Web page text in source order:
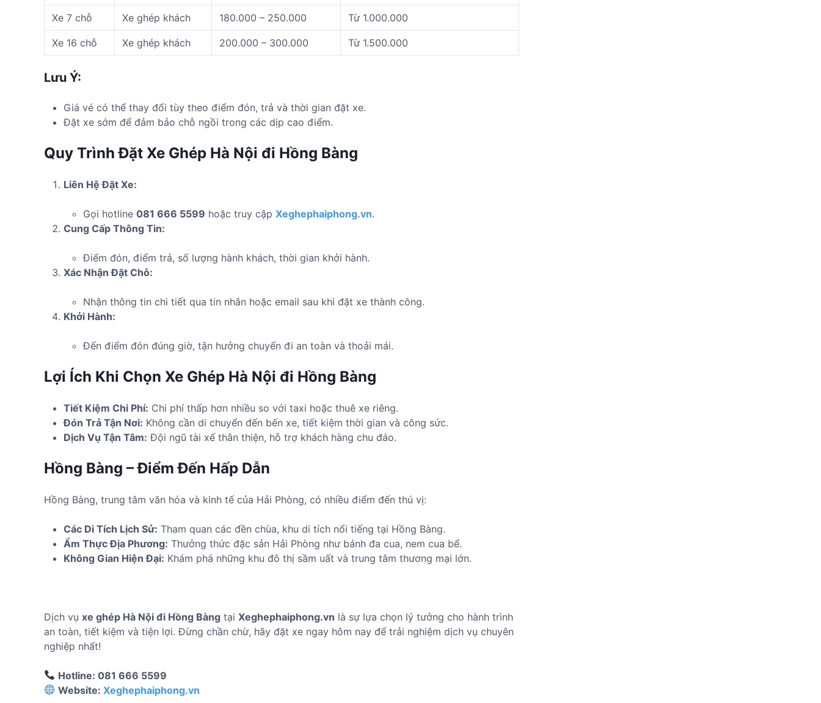
Xe 7 chỗ Xe ghép khách 180.000 – 250.000 Từ 1.000.000
Xe 16 chỗ Xe ghép khách 200.000 – 300.000 Từ 1.500.000
Lưu Ý:
Giá vé có thể thay đổi tùy theo điểm đón, trả và thời gian đặt xe.
Đặt xe sớm để đảm bảo chỗ ngồi trong các dịp cao điểm.
Quy Trình Đặt Xe Ghép Hà Nội đi Hồng Bàng
Liên Hệ Đặt Xe:
Gọi hotline 081 666 5599 hoặc truy cập Xeghephaiphong.vn.
Cung Cấp Thông Tin:
Điểm đón, điểm trả, số lượng hành khách, thời gian khởi hành.
Xác Nhận Đặt Chỗ:
Nhận thông tin chi tiết qua tin nhắn hoặc email sau khi đặt xe thành công.
Khởi Hành:
Đến điểm đón đúng giờ, tận hưởng chuyến đi an toàn và thoải mái.
Lợi Ích Khi Chọn Xe Ghép Hà Nội đi Hồng Bàng
Tiết Kiệm Chi Phí: Chi phí thấp hơn nhiều so với taxi hoặc thuê xe riêng.
Đón Trả Tận Nơi: Không cần di chuyển đến bến xe, tiết kiệm thời gian và công sức.
Dịch Vụ Tận Tâm: Đội ngũ tài xế thân thiện, hỗ trợ khách hàng chu đáo.
Hồng Bàng – Điểm Đến Hấp Dẫn
Hồng Bàng, trung tâm văn hóa và kinh tế của Hải Phòng, có nhiều điểm đến thú vị:
Các Di Tích Lịch Sử: Tham quan các đền chùa, khu di tích nổi tiếng tại Hồng Bàng.
Ẩm Thực Địa Phương: Thưởng thức đặc sản Hải Phòng như bánh đa cua, nem cua bể.
Không Gian Hiện Đại: Khám phá những khu đô thị sầm uất và trung tâm thương mại lớn.
Dịch vụ xe ghép Hà Nội đi Hồng Bàng tại Xeghephaiphong.vn là sự lựa chọn lý tưởng cho hành trình
an toàn, tiết kiệm và tiện lợi. Đừng chần chừ, hãy đặt xe ngay hôm nay để trải nghiệm dịch vụ chuyên
nghiệp nhất!
Hotline: 081 666 5599
Website:Xeghephaiphong.vn